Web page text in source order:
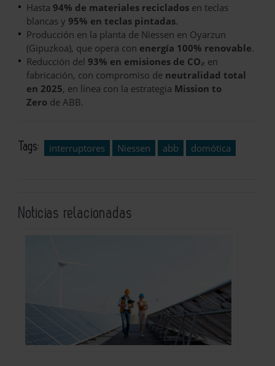
Hasta 94% de materiales reciclados en teclas
blancas y 95% en teclas pintadas.
Producción en la planta de Niessen en Oyarzun
(Gipuzkoa), que opera con energía 100% renovable.
Reducción del 93% en emisiones de CO₂ en
fabricación, con compromiso de neutralidad total
en 2025, en línea con la estrategia Mission to
Zero de ABB.
Tags: interruptores Niessen abb domótica
Noticias relacionadas